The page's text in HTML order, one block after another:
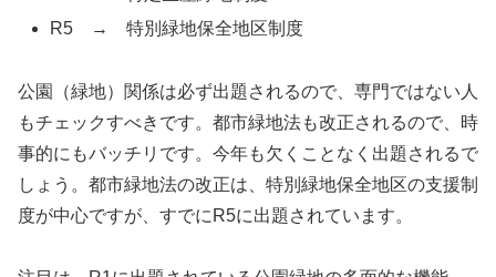
R5 → 特別緑地保全地区制度
公園（緑地）関係は必ず出題されるので、専門ではない人
もチェックすべきです。都市緑地法も改正されるので、時
事的にもバッチリです。今年も欠くことなく出題されるで
しょう。都市緑地法の改正は、特別緑地保全地区の支援制
度が中心ですが、すでにR5に出題されています。